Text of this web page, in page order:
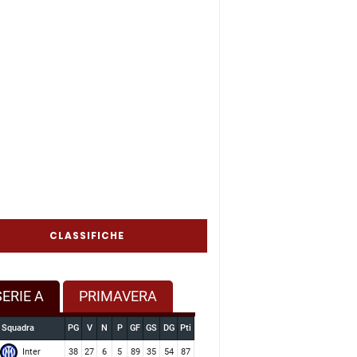
CLASSIFICHE
A PRIMAVERA
Squadra PG V N P GF GS DG Pti
Inter 38 27 6 5 89 35 54 87